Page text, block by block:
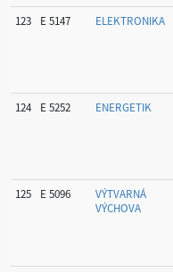
123 E 5147 ELEKTRONIKA
124 E 5252 ENERGETIK
125 E 5096
VÝTVARNÁ
VÝCHOVA